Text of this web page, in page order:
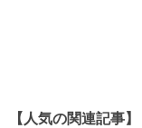
【人気の関連記事】